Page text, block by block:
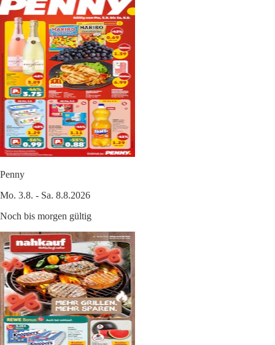
Penny
Mo. 3.8. - Sa. 8.8.2026
Noch bis morgen gültig